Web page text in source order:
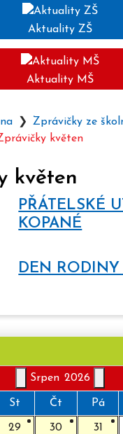
Aktuality ZŠ
Aktuality MŠ
Zprávičky ze
květen
květen
PŘÁTELSKÉ
KOPANÉ
DEN RODINY
Srpen 2026
St Čt Pá
29 30 31